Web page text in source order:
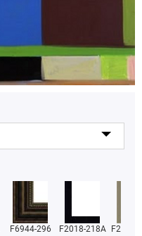
F6944-296 F2018-218A F2018-